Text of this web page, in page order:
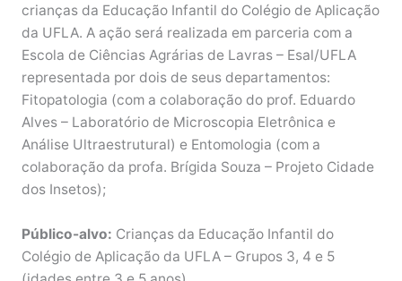
crianças da Educação Infantil do Colégio de Aplicação
da UFLA. A ação será realizada em parceria com a
Escola de Ciências Agrárias de Lavras – Esal/UFLA
representada por dois de seus departamentos:
Fitopatologia (com a colaboração do prof. Eduardo
Alves – Laboratório de Microscopia Eletrônica e
Análise Ultraestrutural) e Entomologia (com a
colaboração da profa. Brígida Souza – Projeto Cidade
dos Insetos);
Público-alvo: Crianças da Educação Infantil do
Colégio de Aplicação da UFLA – Grupos 3, 4 e 5